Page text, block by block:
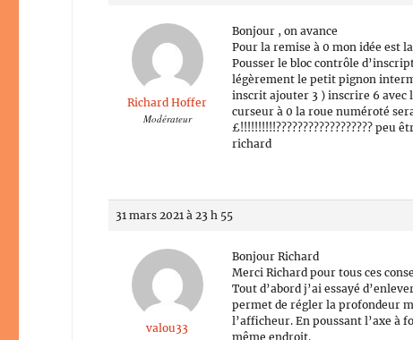
Richard Hoffer
Modérateur
Bonjour , on avance
Pour la remise à 0 mon idée est
Pousser le bloc contrôle
légèrement le petit pignon
inscrit ajouter 3 ) inscrire 6 avec
curseur à 0 la roue numéroté
£!!!!!!!!!!?????????????????? peu
richard
31 mars 2021 à 23 h 55
valou33
Bonjour Richard
Merci Richard pour tous ces
Tout d’abord j’ai essayé
permet de régler la profondeur
l’afficheur. En poussant l’axe à
même endroit.